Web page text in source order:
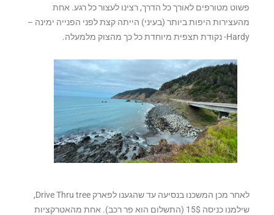
פשוט מטורפים לאורך כל הדרך, רצינו לעצור כל רגע. אחת
מהעצירות היפות ביותר (בעיני) הייתה קצת לפני הפנייה ימינה –
Hardy- נקודת תצפית מיוחדת כל כך מהצוק מלמעלה.
לאחר מכן המשכנו בנסיעה עד שהגענו לפארק Drive Thru tree,
שילמנו כניסה 15$ (התשלום הוא פר רכב). אחת מהאטרקציות